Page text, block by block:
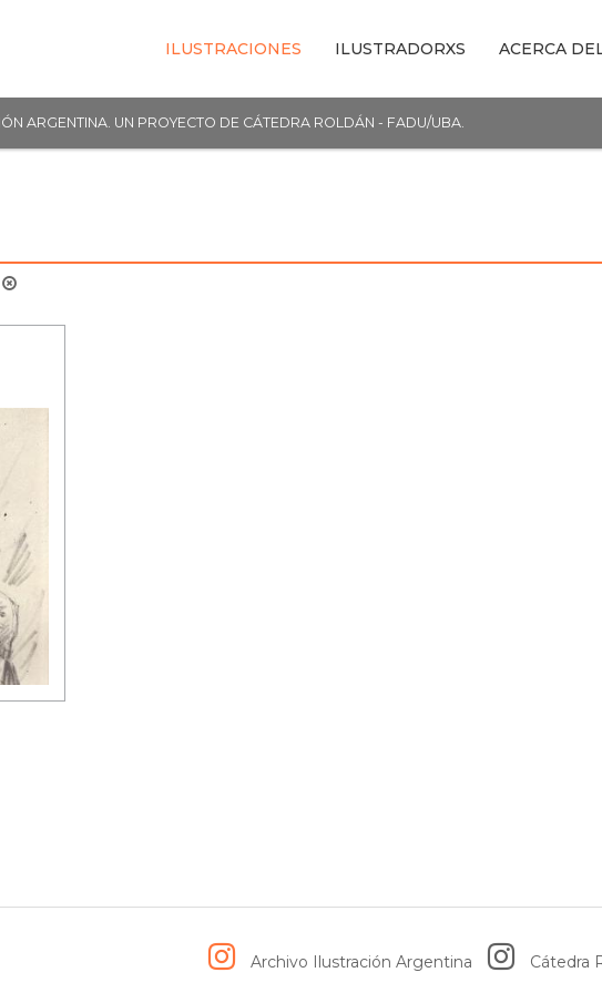
ILUSTRACIONES ILUSTRADORXS ACERCA
ARGENTINA. UN PROYECTO DE CÁTEDRA ROLDÁN - FADU/UBA.
Archivo Ilustración Argentina Cátedra